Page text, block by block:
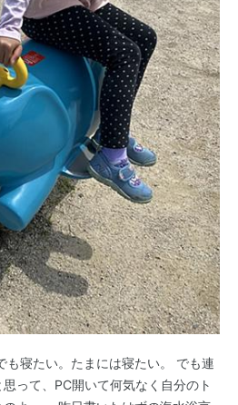
も寝たい。たまには寝たい。 でも連
って、PC開いて何気なく自分のト